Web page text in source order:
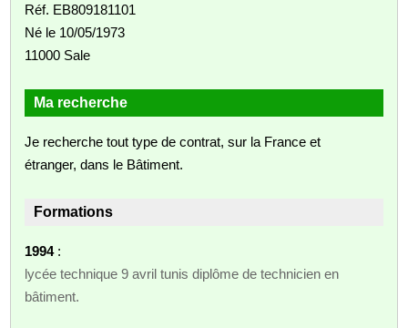
Réf. EB809181101
Né le 10/05/1973
11000 Sale
Ma recherche
Je recherche tout type de contrat, sur la France et
étranger, dans le Bâtiment.
Formations
1994:
lycée technique 9 avril tunis diplôme de technicien en
bâtiment.